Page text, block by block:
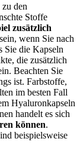
den
Stoffe
zusätzlich
wenn Sie nach
Sie die Kapseln
die zusätzlich
Beachten Sie
ist. Farbstoffe,
im besten Fall
Hyaluronkapseln
handelt es sich
können.
beispielsweise